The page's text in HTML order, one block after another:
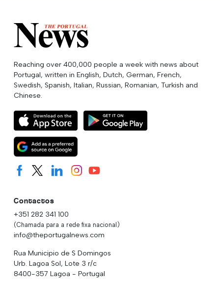
Reaching over 400,000 people a week with news about
Portugal, written in English, Dutch, German, French,
Swedish, Spanish, Italian, Russian, Romanian, Turkish and
Chinese.
Contactos
+351 282 341 100
(Chamada para a rede fixa nacional)
info@theportugalnews.com
Rua Municipio de S Domingos
Urb. Lagoa Sol, Lote 3 r/c
8400-357 Lagoa - Portugal